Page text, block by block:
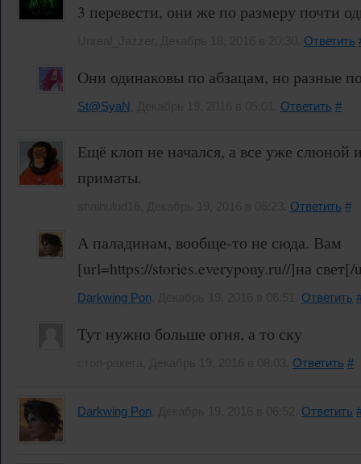
3 перевести, они же по размеру почти
Ответить
Они одинаковы по абзацам, но разные
St@SyaN Ответить #
Ещё клоп не начался, а все уже слюной
приматы.
Ответить #
А паладинам, вообще-то не сюда. Вам
[url=https://stories.everypony.ru//]на
Darkwing Pon Ответить
Тут нужно больше огня, а то ску
Ответить #
Darkwing Pon Ответить